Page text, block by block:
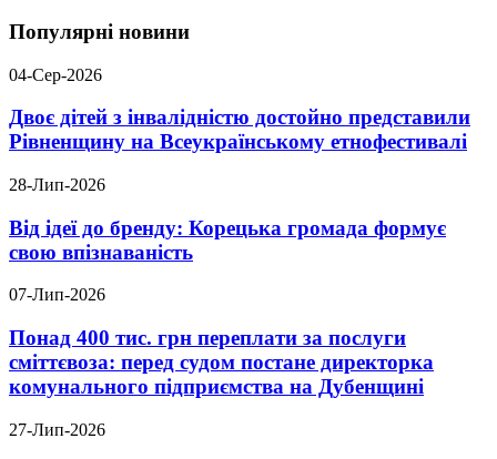
Популярні новини
04-Сер-2026
Двоє дітей з інвалідністю достойно представили
Рівненщину на Всеукраїнському етнофестивалі
28-Лип-2026
Від ідеї до бренду: Корецька громада формує
свою впізнаваність
07-Лип-2026
Понад 400 тис. грн переплати за послуги
сміттєвоза: перед судом постане директорка
комунального підприємства на Дубенщині
27-Лип-2026